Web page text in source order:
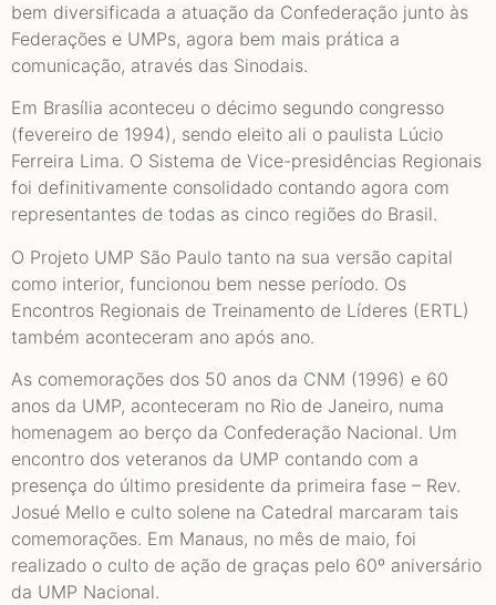
bem diversificada a atuação da Confederação junto às
Federações e UMPs, agora bem mais prática a
comunicação, através das Sinodais.
Em Brasília aconteceu o décimo segundo congresso
(fevereiro de 1994), sendo eleito ali o paulista Lúcio
Ferreira Lima. O Sistema de Vice-presidências Regionais
foi definitivamente consolidado contando agora com
representantes de todas as cinco regiões do Brasil.
O Projeto UMP São Paulo tanto na sua versão capital
como interior, funcionou bem nesse período. Os
Encontros Regionais de Treinamento de Líderes (ERTL)
também aconteceram ano após ano.
As comemorações dos 50 anos da CNM (1996) e 60
anos da UMP, aconteceram no Rio de Janeiro, numa
homenagem ao berço da Confederação Nacional. Um
encontro dos veteranos da UMP contando com a
presença do último presidente da primeira fase – Rev.
Josué Mello e culto solene na Catedral marcaram tais
comemorações. Em Manaus, no mês de maio, foi
realizado o culto de ação de graças pelo 60º aniversário
da UMP Nacional.